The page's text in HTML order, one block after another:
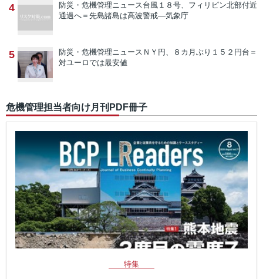
4 防災・危機管理ニュース台風１８号、フィリピン北部付近
通過へ＝先島諸島は高波警戒―気象庁
5 防災・危機管理ニュース ＮＹ円、８カ月ぶり１５２円台＝
対ユーロでは最安値
危機管理担当者向け月刊PDF冊子
特集